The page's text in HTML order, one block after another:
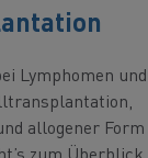
Lymphomen und
allogener Form
zum Überblick.